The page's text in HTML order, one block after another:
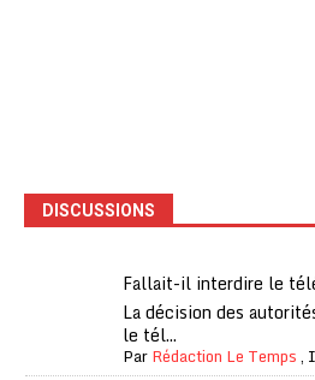
DISCUSSIONS
Fallait-il interdire le
La décision des
le tél...
ParRédaction Le Temps,